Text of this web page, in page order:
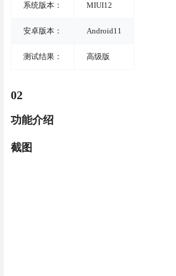
系统版本： MIUI12
安卓版本： Android11
测试结果： 高级版
02
功能介绍
截图